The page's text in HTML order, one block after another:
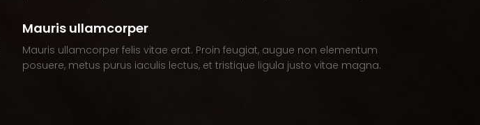
Mauris ullamcorper
Mauris ullamcorper felis vitae erat. Proin feugiat, augue non elementum
posuere, metus purus iaculis lectus, et tristique ligula justo vitae magna.